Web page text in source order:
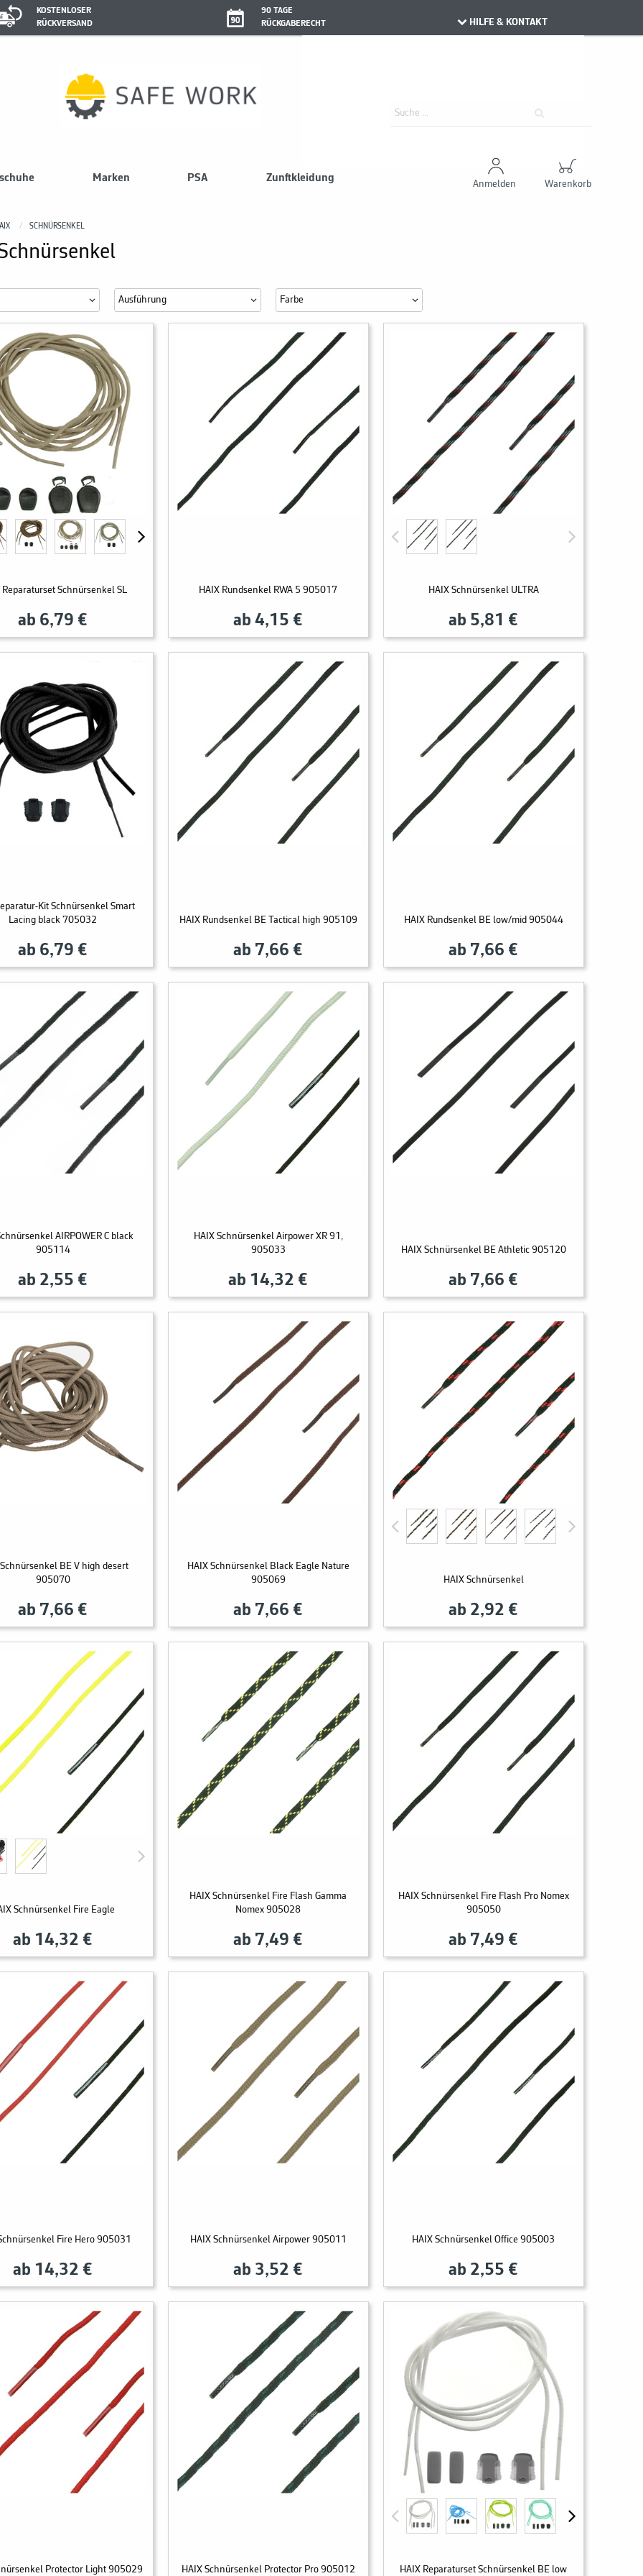
KOSTENLOSER
RÜCKVERSAND
90 TAGE
RÜCKGABERECHT
HILFE & KONTAKT
Marken PSA Zunftkleidung
Anmelden Warenkorb
SCHNÜRSENKEL
Ausführung Farbe
Reparaturset Schnürsenkel SL
ab 6,79 €
HAIX Rundsenkel RWA 5 905017
ab 4,15 €
HAIX Schnürsenkel ULTRA
ab 5,81 €
Kit Schnürsenkel Smart
Lacing black 705032
ab 6,79 €
HAIX Rundsenkel BE Tactical high 905109
ab 7,66 €
HAIX Rundsenkel BE low/mid 905044
ab 7,66 €
AIRPOWER C black
905114
ab 2,55 €
HAIX Schnürsenkel Airpower XR 91,
905033
ab 14,32 €
HAIX Schnürsenkel BE Athletic 905120
ab 7,66 €
BE V high desert
905070
ab 7,66 €
HAIX Schnürsenkel Black Eagle Nature
905069
ab 7,66 €
HAIX Schnürsenkel
ab 2,92 €
Schnürsenkel Fire Eagle
ab 14,32 €
HAIX Schnürsenkel Fire Flash Gamma
Nomex 905028
ab 7,49 €
HAIX Schnürsenkel Fire Flash Pro Nomex
905050
ab 7,49 €
Fire Hero 905031
ab 14,32 €
HAIX Schnürsenkel Airpower 905011
ab 3,52 €
HAIX Schnürsenkel Office 905003
ab 2,55 €
Protector Light 905029 HAIX Schnürsenkel Protector Pro 905012 HAIX Reparaturset Schnürsenkel BE low